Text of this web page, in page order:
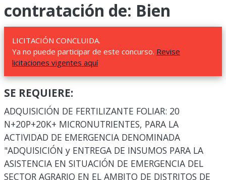
contratación de: Bien
LICITACIÓN CONCLUIDA.
Ya no puede participar de este concurso. Revise
licitaciones vigentes aquí
SE REQUIERE:
ADQUISICIÓN DE FERTILIZANTE FOLIAR: 20
N+20P+20K+ MICRONUTRIENTES, PARA LA
ACTIVIDAD DE EMERGENCIA DENOMINADA
"ADQUISICIÓN y ENTREGA DE INSUMOS PARA LA
ASISTENCIA EN SITUACIÓN DE EMERGENCIA DEL
SECTOR AGRARIO EN EL AMBITO DE DISTRITOS DE